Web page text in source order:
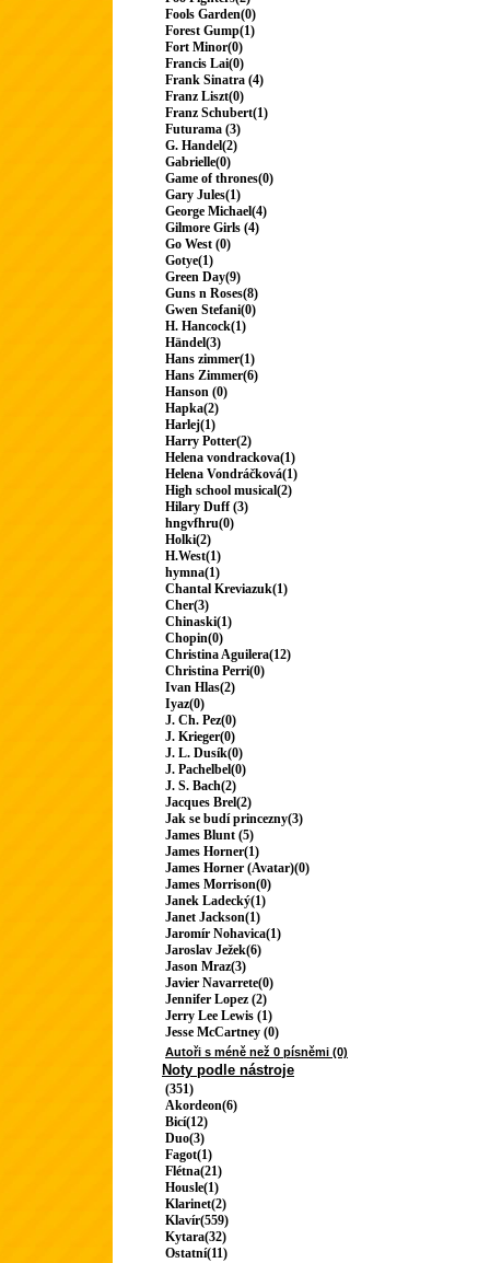
Fools Garden(0)
Forest Gump(1)
Fort Minor(0)
Francis Lai(0)
Frank Sinatra (4)
Franz Liszt(0)
Franz Schubert(1)
Futurama (3)
G. Handel(2)
Gabrielle(0)
Game of thrones(0)
Gary Jules(1)
George Michael(4)
Gilmore Girls (4)
Go West (0)
Gotye(1)
Green Day(9)
Guns n Roses(8)
Gwen Stefani(0)
H. Hancock(1)
Händel(3)
Hans zimmer(1)
Hans Zimmer(6)
Hanson (0)
Hapka(2)
Harlej(1)
Harry Potter(2)
Helena vondrackova(1)
Helena Vondráčková(1)
High school musical(2)
Hilary Duff (3)
hngvfhru(0)
Holki(2)
H.West(1)
hymna(1)
Chantal Kreviazuk(1)
Cher(3)
Chinaski(1)
Chopin(0)
Christina Aguilera(12)
Christina Perri(0)
Ivan Hlas(2)
Iyaz(0)
J. Ch. Pez(0)
J. Krieger(0)
J. L. Dusík(0)
J. Pachelbel(0)
J. S. Bach(2)
Jacques Brel(2)
Jak se budí princezny(3)
James Blunt (5)
James Horner(1)
James Horner (Avatar)(0)
James Morrison(0)
Janek Ladecký(1)
Janet Jackson(1)
Jaromír Nohavica(1)
Jaroslav Ježek(6)
Jason Mraz(3)
Javier Navarrete(0)
Jennifer Lopez (2)
Jerry Lee Lewis (1)
Jesse McCartney (0)
Autoři s méně než 0 písněmi (0)
Noty podle nástroje
(351)
Akordeon(6)
Bicí(12)
Duo(3)
Fagot(1)
Flétna(21)
Housle(1)
Klarinet(2)
Klavír(559)
Kytara(32)
Ostatní(11)